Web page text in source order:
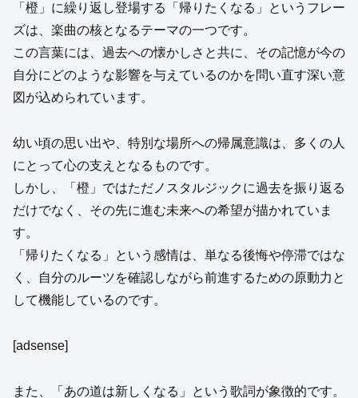
「橙」に繰り返し登場する「帰りたくなる」というフレー
ズは、楽曲の核となるテーマの一つです。
この言葉には、過去への懐かしさと共に、その記憶が今の
自分にどのような影響を与えているのかを問い直す深い意
図が込められています。
幼い頃の思い出や、特別な場所への帰属意識は、多くの人
にとって心の支えとなるものです。
しかし、「橙」ではただノスタルジックに過去を振り返る
だけでなく、その先に進む未来への希望が描かれていま
す。
「帰りたくなる」という感情は、単なる後悔や停滞ではな
く、自分のルーツを確認しながら前進するための原動力と
して機能しているのです。
[adsense]
また、「あの道は新しくなる」という歌詞が象徴的です。